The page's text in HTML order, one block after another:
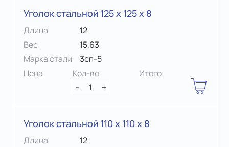
Уголок стальной 125 х 125 x 8
Длина
12
Вес
15,63
Марка стали
3сп-5
Цена
Кол-во
-
1 +
Итого
Уголок стальной 110 х 110 x 8
Длина
12